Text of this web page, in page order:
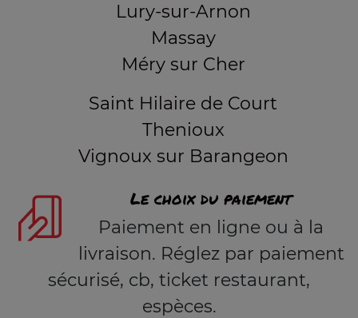
Lury-sur-Arnon
Massay
Méry sur Cher
Saint Hilaire de Court
Thenioux
Vignoux sur Barangeon
Le choix du paiement
Paiement en ligne ou à la
livraison. Réglez par paiement
sécurisé, cb, ticket restaurant,
espèces.